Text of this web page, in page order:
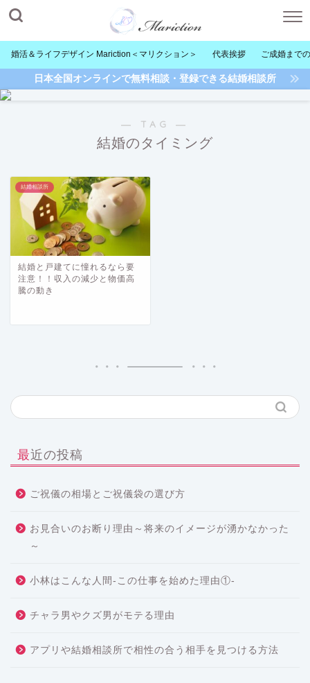
婚活＆ライフデザイン Mariction＜マリクション＞ 代表挨拶 ご成婚まで
日本全国オンラインで無料相談・登録できる結婚相談所
― TAG ―
結婚のタイミング
結婚相談所
結婚と戸建てに憧れるなら要
注意！！収入の減少と物価高
騰の動き
最近の投稿
ご祝儀の相場とご祝儀袋の選び方
お見合いのお断り理由～将来のイメージが湧かなかった
～
小林はこんな人間-この仕事を始めた理由①-
チャラ男やクズ男がモテる理由
アプリや結婚相談所で相性の合う相手を見つける方法